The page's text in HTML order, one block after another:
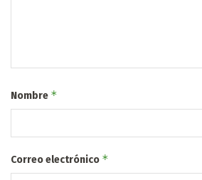
Nombre *
Correo electrónico *